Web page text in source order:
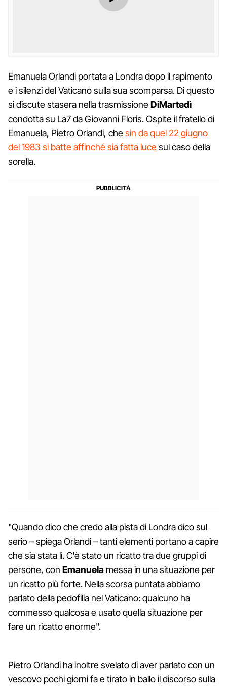
Emanuela Orlandi portata a Londra dopo il rapimento
e i silenzi del Vaticano sulla sua scomparsa. Di questo
si discute stasera nella trasmissioneDiMartedì
condotta su La7 da Giovanni Floris. Ospite il fratello di
Emanuela, Pietro Orlandi, chesin da quel 22 giugno
del 1983 si batte affinché sia fatta lucesul caso della
sorella.
"Quando dico che credo alla pista di Londra dico sul
serio – spiega Orlandi – tanti elementi portano a capire
che sia stata lì. C'è stato un ricatto tra due gruppi di
persone, con Emanuela messa in una situazione per
un ricatto più forte. Nella scorsa puntata abbiamo
parlato della pedofilia nel Vaticano: qualcuno ha
commesso qualcosa e usato quella situazione per
fare un ricatto enorme".
Pietro Orlandi ha inoltre svelato di aver parlato con un
vescovo pochi giorni fa e tirato in ballo il discorso sulla